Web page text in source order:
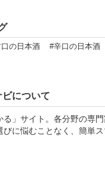
の日本酒 #辛口の日本酒
について
」サイト。各分野の専
に悩むことなく、簡単